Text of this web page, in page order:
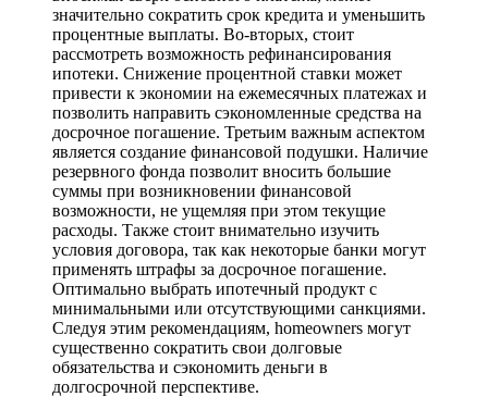
значительно сократить срок кредита и уменьшить
процентные выплаты. Во-вторых, стоит
рассмотреть возможность рефинансирования
ипотеки. Снижение процентной ставки может
привести к экономии на ежемесячных платежах и
позволить направить сэкономленные средства на
досрочное погашение. Третьим важным аспектом
является создание финансовой подушки. Наличие
резервного фонда позволит вносить большие
суммы при возникновении финансовой
возможности, не ущемляя при этом текущие
расходы. Также стоит внимательно изучить
условия договора, так как некоторые банки могут
применять штрафы за досрочное погашение.
Оптимально выбрать ипотечный продукт с
минимальными или отсутствующими санкциями.
Следуя этим рекомендациям, homeowners могут
существенно сократить свои долговые
обязательства и сэкономить деньги в
долгосрочной перспективе.